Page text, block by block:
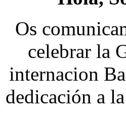
Os
celebrar la
internacion
dedicación a